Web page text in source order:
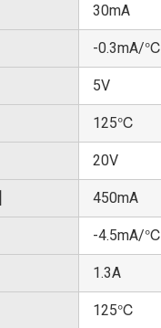
30mA
-0.3mA/℃
5V
125℃
20V
450mA
-4.5mA/℃
1.3A
125℃